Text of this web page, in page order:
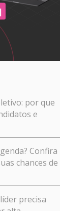
por que
e
Confira
chances de
precisa